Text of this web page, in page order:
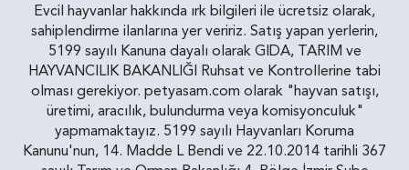
Evcil hayvanlar hakkında ırk bilgileri ile ücretsiz olarak,
sahiplendirme ilanlarına yer veririz. Satış yapan yerlerin,
5199 sayılı Kanuna dayalı olarak GIDA, TARIM ve
HAYVANCILIK BAKANLIĞI Ruhsat ve Kontrollerine tabi
olması gerekiyor. petyasam.com olarak "hayvan satışı,
üretimi, aracılık, bulundurma veya komisyonculuk"
yapmamaktayız. 5199 sayılı Hayvanları Koruma
Kanunu'nun, 14. Madde L Bendi ve 22.10.2014 tarihli 367